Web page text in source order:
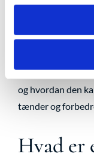
Der kan være
skal bruge en
hvad en
og hvordan den
tænder og
Hvad er